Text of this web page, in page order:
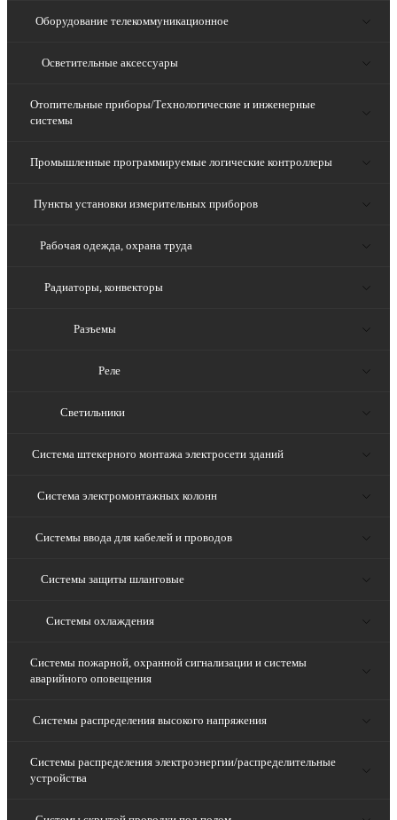
Оборудование телекоммуникационное
Осветительные аксессуары
Отопительные приборы/Технологические и инженерные
системы
Промышленные программируемые логические контроллеры
Пункты установки измерительных приборов
Рабочая одежда, охрана труда
Радиаторы, конвекторы
Разъемы
Реле
Светильники
Система штекерного монтажа электросети зданий
Система электромонтажных колонн
Системы ввода для кабелей и проводов
Системы защиты шланговые
Системы охлаждения
Системы пожарной, охранной сигнализации и системы
аварийного оповещения
Системы распределения высокого напряжения
Системы распределения электроэнергии/распределительные
устройства